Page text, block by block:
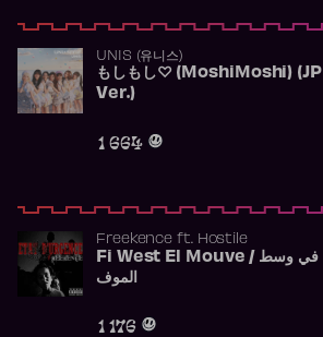
UNIS (유니스)
もしもし♡ (MoshiMoshi) (JP
Ver.)
1 664
Freekence ft. Hostile
Fi West El Mouve / في وسط
الموف
1 176